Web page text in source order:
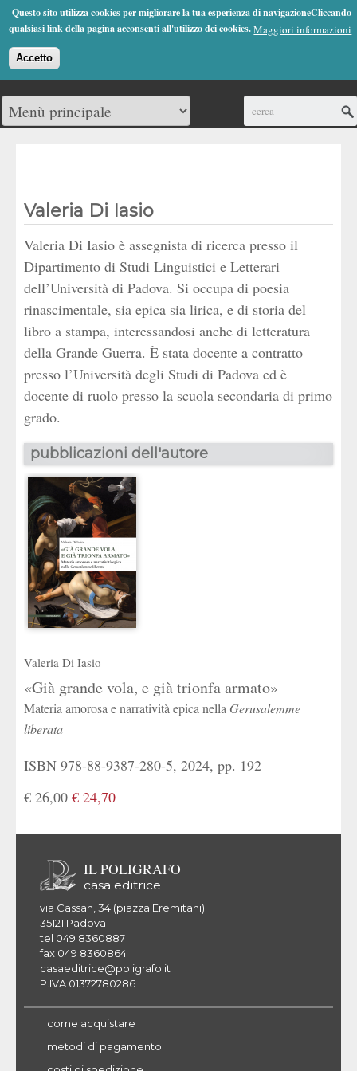
Questo sito utilizza cookies per migliorare la tua esperienza di navigazioneCliccando
qualsiasi link della pagina acconsenti all'utilizzo dei cookies.Maggiori informazioni
Accetto
Jump to Navigation
(0)
Valeria Di Iasio
Valeria Di Iasio è assegnista di ricerca presso il
Dipartimento di Studi Linguistici e Letterari
dell’Università di Padova. Si occupa di poesia
rinascimentale, sia epica sia lirica, e di storia del
libro a stampa, interessandosi anche di letteratura
della Grande Guerra. È stata docente a contratto
presso l’Università degli Studi di Padova ed è
docente di ruolo presso la scuola secondaria di primo
grado.
pubblicazioni dell'autore
Valeria Di Iasio
«Già grande vola, e già trionfa armato»
Materia amorosa e narratività epica nella Gerusalemme
liberata
ISBN 978-88-9387-280-5, 2024, pp. 192
€ 26,00 € 24,70
IL POLIGRAFO
casa editrice
via Cassan, 34 (piazza Eremitani)
35121 Padova
tel 049 8360887
fax 049 8360864
casaeditrice@poligrafo.it
P.IVA 01372780286
come acquistare
metodi di pagamento